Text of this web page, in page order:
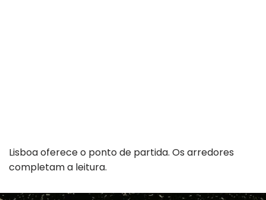
Lisboa oferece o ponto de partida. Os arredores
completam a leitura.